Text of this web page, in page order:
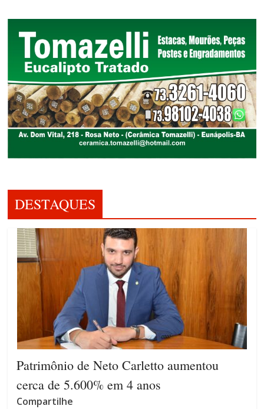
DESTAQUES
Patrimônio de Neto Carletto aumentou
cerca de 5.600% em 4 anos
Compartilhe